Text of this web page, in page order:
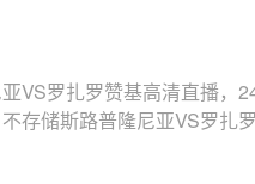
VS罗扎罗赞基高清直播，
存储斯路普隆尼亚VS罗扎